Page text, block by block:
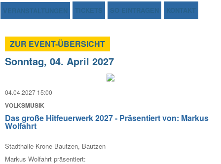
VERANSTALTUNGEN TICKETS SO EINTRAGEN KONTAKT
ZUR EVENT-ÜBERSICHT
Sonntag, 04. April 2027
04.04.2027 15:00
VOLKSMUSIK
Das große Hitfeuerwerk 2027 - Präsentiert von: Markus
Wolfahrt
Stadthalle Krone Bautzen, Bautzen
Markus Wolfahrt präsentiert: